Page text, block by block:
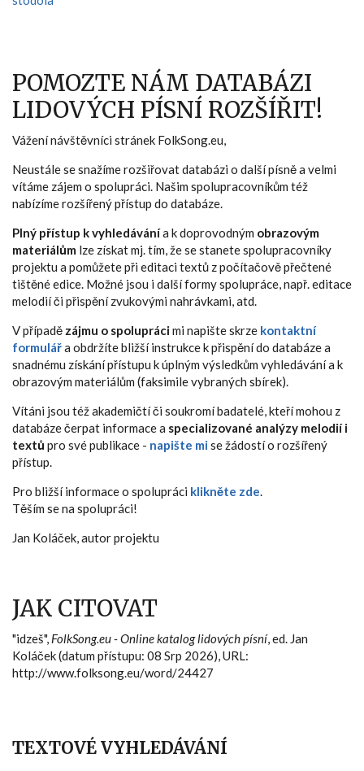
POMOZTE NÁM DATABÁZI
LIDOVÝCH PÍSNÍ ROZŠÍŘIT!
Vážení návštěvníci stránek FolkSong.eu,
Neustále se snažíme rozšiřovat databázi o další písně a velmi
vítáme zájem o spolupráci. Našim spolupracovníkům též
nabízíme rozšířený přístup do databáze.
Plný přístup k vyhledávánía k doprovodným obrazovým
materiálům lze získat mj. tím, že se stanete spolupracovníky
projektu a pomůžete při editaci textů z počítačově přečtené
tištěné edice. Možné jsou i další formy spolupráce, např. editace
melodií či přispění zvukovými nahrávkami, atd.
V případě zájmu o spoluprácimi napište skrze kontaktní
formulářa obdržíte bližší instrukce k přispění do databáze a
snadnému získání přístupu k úplným výsledkům vyhledávání a k
obrazovým materiálům (faksimile vybraných sbírek).
Vítáni jsou též akademičtí či soukromí badatelé, kteří mohou z
databáze čerpat informace a specializované analýzy melodií i
textůpro své publikace - napište mise žádostí o rozšířený
přístup.
Pro bližší informace o spolupráci klikněte zde.
Těším se na spolupráci!
Jan Koláček, autor projektu
JAK CITOVAT
"idzeš", FolkSong.eu - Online katalog lidových písní, ed. Jan
Koláček (datum přístupu: 08 Srp 2026), URL:
http://www.folksong.eu/word/24427
TEXTOVÉ VYHLEDÁVÁNÍ